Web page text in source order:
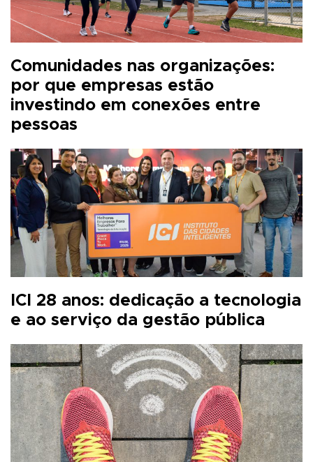
Comunidades nas organizações:
por que empresas estão
investindo em conexões entre
pessoas
ICI 28 anos: dedicação a tecnologia
e ao serviço da gestão pública